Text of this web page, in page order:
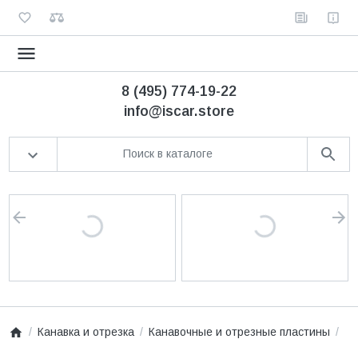
8 (495) 774-19-22
info@iscar.store
Канавка и отрезка
Канавочные и отрезные пластины